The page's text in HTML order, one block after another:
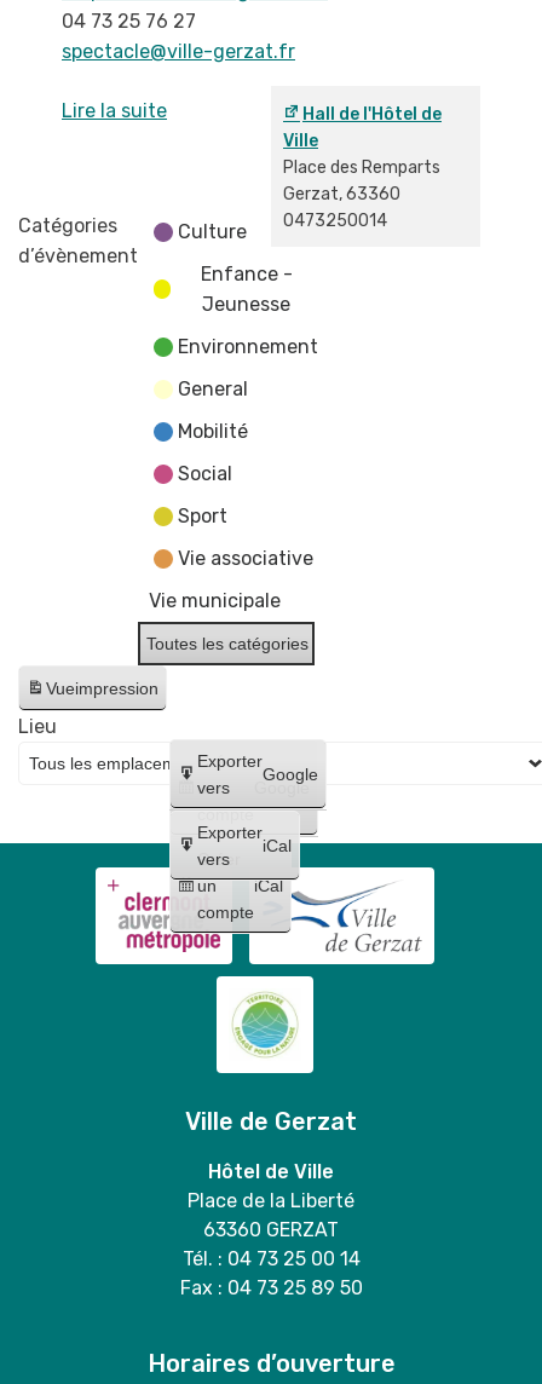
04 73 25 76 27
spectacle@ville-gerzat.fr
Hall de l'Hôtel de
Ville
Place des Remparts
Gerzat,63360
0473250014
Lire la suite
Catégories
d’évènement
Culture
Enfance -
Jeunesse
Environnement
General
Mobilité
Social
Sport
Vie associative
Vie municipale
Toutes les catégories
Vueimpression
Créer
un
compte
Google
Créer
un
compte
iCal
Exporter
vers
Google
Exporter
vers
iCal
Lieu
Ville de Gerzat
Hôtel de Ville
Place de la Liberté
63360 GERZAT
Tél. : 04 73 25 00 14
Fax : 04 73 25 89 50
Horaires d’ouverture